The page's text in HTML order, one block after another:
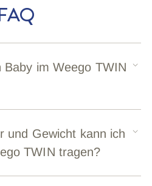
im Weego TWIN
und Gewicht kann ich
TWIN tragen?